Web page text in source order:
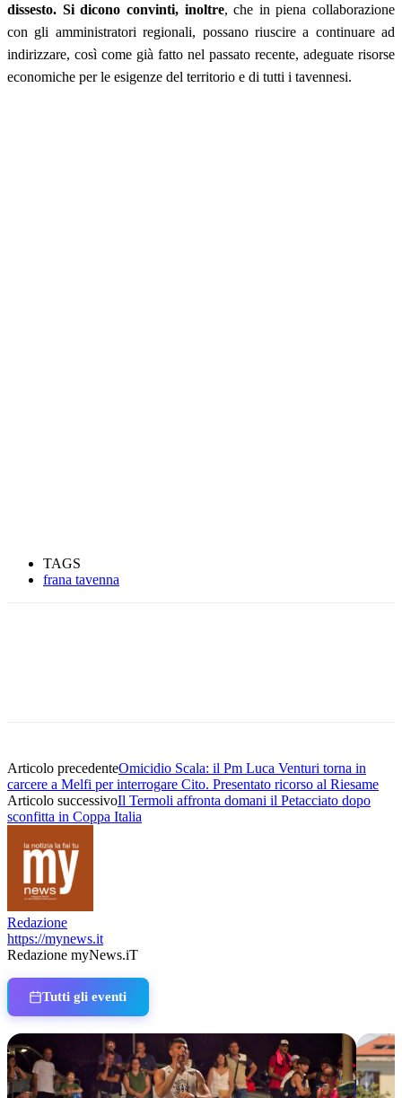
dissesto. Si dicono convinti, inoltre, che in piena collaborazione
con gli amministratori regionali, possano riuscire a continuare ad
indirizzare, così come già fatto nel passato recente, adeguate risorse
economiche per le esigenze del territorio e di tutti i tavennesi.
TAGS
frana tavenna
Articolo precedenteOmicidio Scala: il Pm Luca Venturi torna in
carcere a Melfi per interrogare Cito. Presentato ricorso al Riesame
Articolo successivoIl Termoli affronta domani il Petacciato dopo
sconfitta in Coppa Italia
Redazione
https://mynews.it
Redazione myNews.iT
Tutti gli eventi